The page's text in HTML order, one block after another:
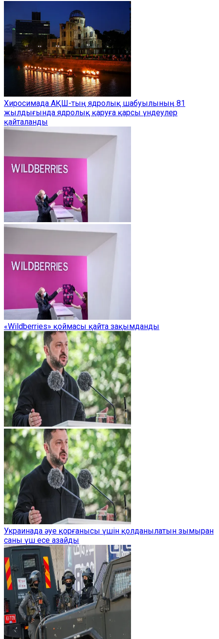
Хиросимада АҚШ-тың ядролық шабуылының 81
жылдығында ядролық қаруға қарсы үндеулер
қайталанды
«Wildberries» қоймасы қайта зақымданды
Украинада әуе қорғанысы үшін қолданылатын зымыран
саны үш есе азайды